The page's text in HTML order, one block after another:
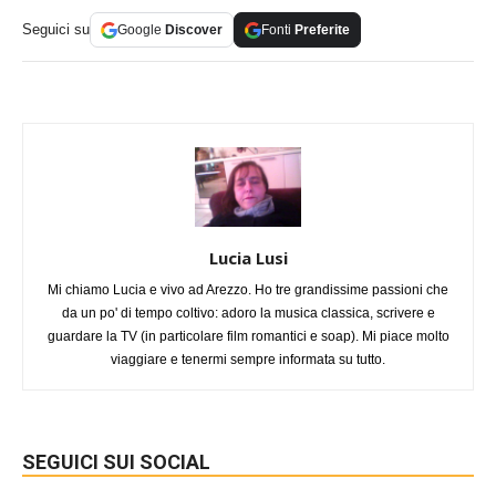
Seguici su Google Discover Fonti Preferite
Lucia Lusi
Mi chiamo Lucia e vivo ad Arezzo. Ho tre grandissime passioni che
da un po' di tempo coltivo: adoro la musica classica, scrivere e
guardare la TV (in particolare film romantici e soap). Mi piace molto
viaggiare e tenermi sempre informata su tutto.
SEGUICI SUI SOCIAL